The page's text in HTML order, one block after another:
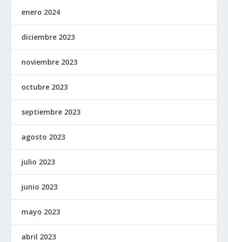
enero 2024
diciembre 2023
noviembre 2023
octubre 2023
septiembre 2023
agosto 2023
julio 2023
junio 2023
mayo 2023
abril 2023